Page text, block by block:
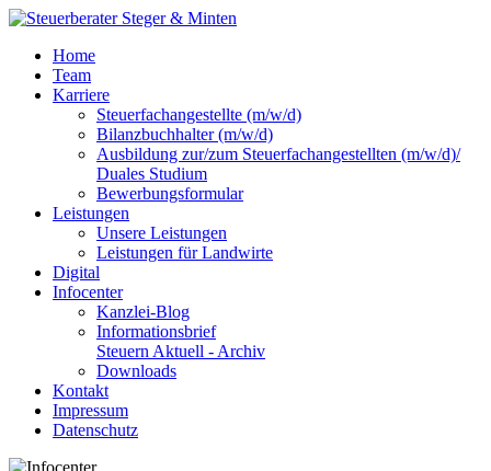
Home
Team
Karriere
Steuerfachangestellte (m/w/d)
Bilanzbuchhalter (m/w/d)
Ausbildung zur/zum Steuerfachangestellten (m/w/d)/
Duales Studium
Bewerbungsformular
Leistungen
Unsere Leistungen
Leistungen für Landwirte
Digital
Infocenter
Kanzlei-Blog
Informationsbrief
Steuern Aktuell - Archiv
Downloads
Kontakt
Impressum
Datenschutz